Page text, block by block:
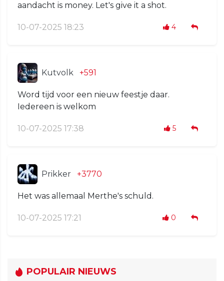
aandacht is money. Let's give it a shot.
10-07-2025 18:23 4
Kutvolk +591
Word tijd voor een nieuw feestje daar.
Iedereen is welkom
10-07-2025 17:38 5
Prikker +3770
Het was allemaal Merthe's schuld.
10-07-2025 17:21 0
POPULAIR NIEUWS